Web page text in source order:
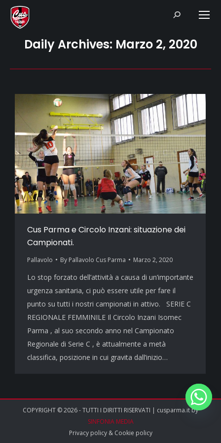
Search:
Daily Archives: Marzo 2, 2020
Cus Parma e Circolo Inzani: situazione dei
Campionati.
Pallavolo By Pallavolo Cus Parma Marzo 2, 2020
Lo stop forzato dell’attività a causa di un’importante
urgenza sanitaria, ci può essere utile per fare il
punto su tutti i nostri campionati in attivo. SERIE C
REGIONALE FEMMINILE Il Circolo Inzani Isomec
Parma , al suo secondo anno nel Campionato
Regionale di Serie C , è attualmente a metà
classifica, posizione in cui gravita dall’inizio…
COPYRIGHT © 2026 - TUTTI I DIRITTI RISERVATI | cusparma.it by
SINFONIA MEDIA
Privacy policy& Cookie policy